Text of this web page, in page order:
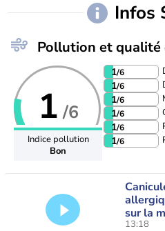
Infos
Pollution et qualité
1 /6
Indice pollution
Bon
1/6
1/6
1/6
1/6
1/6
1/6
sur la
13:18